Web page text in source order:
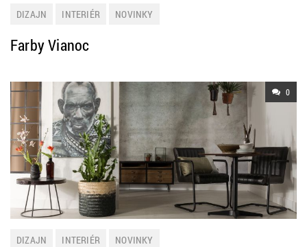
DIZAJN INTERIÉR NOVINKY
Farby Vianoc
0
DIZAJN INTERIÉR NOVINKY